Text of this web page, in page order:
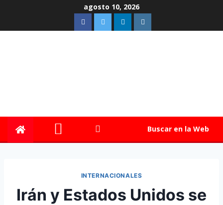
agosto 10, 2026
Buscar en la Web
INTERNACIONALES
Irán y Estados Unidos se